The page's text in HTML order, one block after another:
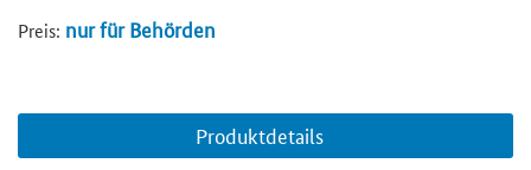
Preis: nur für Behörden
Produktdetails